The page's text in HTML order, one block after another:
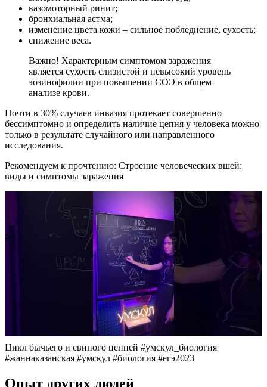
вазомоторный ринит;
бронхиальная астма;
изменение цвета кожи – сильное побледнение, сухость;
снижение веса.
Важно! Характерным симптомом заражения
является сухость слизистой и невысокий уровень
эозинофилии при повышении СОЭ в общем
анализе крови.
Почти в 30% случаев инвазия протекает совершенно
бессимптомно и определить наличие цепня у человека можно
только в результате случайного или направленного
исследования.
Рекомендуем к прочтению: Строение человеческих вшей:
виды и симптомы заражения
Цикл бычьего и свиного цепней #умскул_биология
#жаннаказанская #умскул #биология #егэ2023
Опыт других людей